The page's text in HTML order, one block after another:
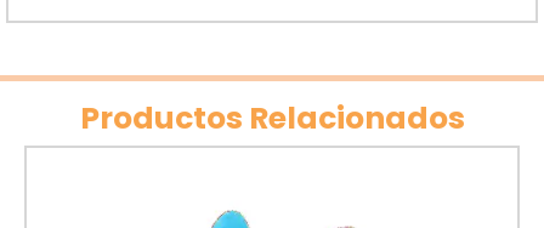
Productos Relacionados